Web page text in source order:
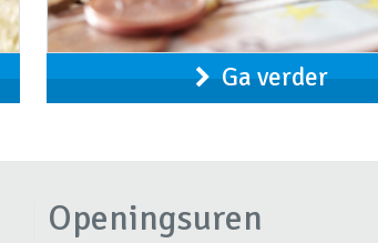
Ga verder
Openingsuren